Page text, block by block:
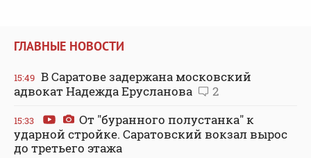
ГЛАВНЫЕ НОВОСТИ
15:49 В Саратове задержана московский
адвокат Надежда Ерусланова
2
15:33
От "буранного полустанка" к
ударной стройке. Саратовский вокзал вырос
до третьего этажа